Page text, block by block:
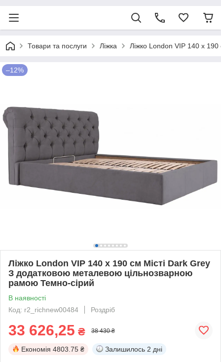
Товари та послуги Ліжка Ліжко London VIP 140 х
–12%
Ліжко London VIP 140 х 190 см Місті Dark Grey
З додатковою металевою цільнозварною
рамою Темно-сірий
В наявності
Код: r2_richnew00484
Роздріб
33 626,25 ₴ 38 430 ₴
Економія 4803.75 ₴ Залишилось 2 дні